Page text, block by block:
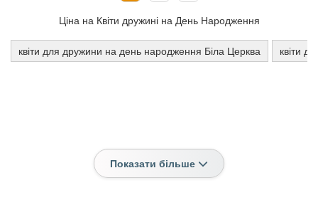
Ціна на Квіти дружині на День Народження
квіти для дружини на день народження Біла Церква квіти
Показати більше